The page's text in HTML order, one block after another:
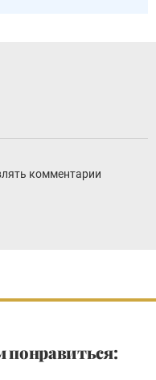
комментарии
понравиться: